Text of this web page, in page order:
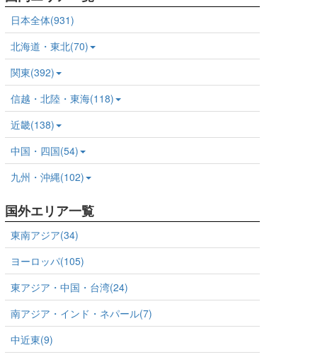
日本全体(931)
北海道・東北(70)
関東(392)
信越・北陸・東海(118)
近畿(138)
中国・四国(54)
九州・沖縄(102)
国外エリア一覧
東南アジア(34)
ヨーロッパ(105)
東アジア・中国・台湾(24)
南アジア・インド・ネパール(7)
中近東(9)